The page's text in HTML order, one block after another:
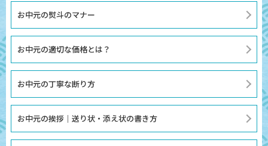
お中元の熨斗のマナー
お中元の適切な価格とは？
お中元の丁寧な断り方
お中元の挨拶｜送り状・添え状の書き方